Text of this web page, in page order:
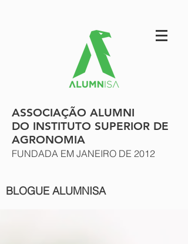
ASSOCIAÇÃO ALUMNI
DO INSTITUTO SUPERIOR DE
AGRONOMIA
FUNDADA EM JANEIRO DE 2012
BLOGUE ALUMNISA